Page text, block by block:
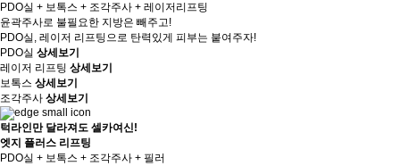
PDO실 + 보톡스 + 조각주사 + 레이저리프팅
윤곽주사로 불필요한 지방은 빼주고!
PDO실, 레이저 리프팅으로 탄력있게 피부는 붙여주자!
PDO실 상세보기
레이저 리프팅 상세보기
보톡스 상세보기
조각주사 상세보기
턱라인만 달라져도 셀카여신!
엣지 플러스 리프팅
PDO실 + 보톡스 + 조각주사 + 필러